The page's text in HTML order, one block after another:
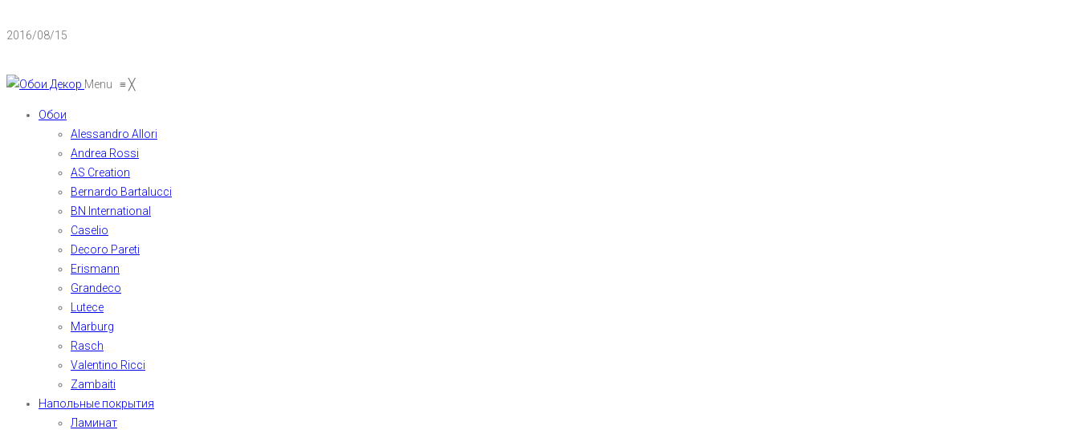
2016/08/15
Menu ≡╳
Обои
Alessandro Allori
Andrea Rossi
AS Creation
Bernardo Bartalucci
BN International
Caselio
Decoro Pareti
Erismann
Grandeco
Lutece
Marburg
Rasch
Valentino Ricci
Zambaiti
Напольные покрытия
Ламинат